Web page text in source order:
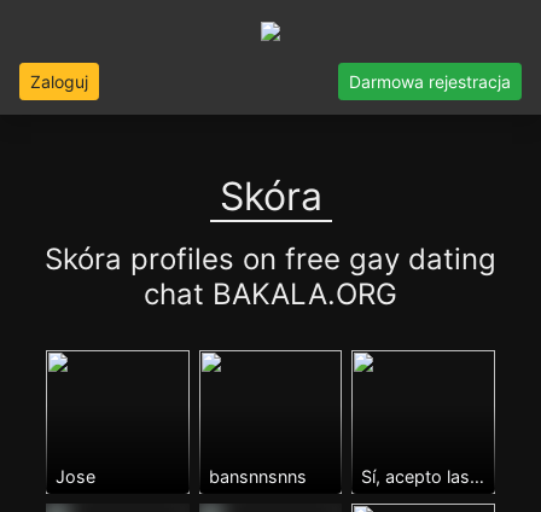
Zaloguj Darmowa rejestracja
Skóra
Skóra profiles on free gay dating
chat BAKALA.ORG
Jose bansnnsnns Sí, acepto las condiciones